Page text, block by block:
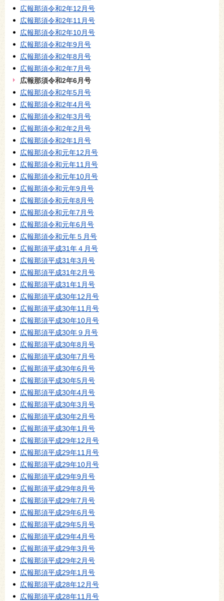
広報那須令和2年12月号
広報那須令和2年11月号
広報那須令和2年10月号
広報那須令和2年9月号
広報那須令和2年8月号
広報那須令和2年7月号
広報那須令和2年6月号
広報那須令和2年5月号
広報那須令和2年4月号
広報那須令和2年3月号
広報那須令和2年2月号
広報那須令和2年1月号
広報那須令和元年12月号
広報那須令和元年11月号
広報那須令和元年10月号
広報那須令和元年9月号
広報那須令和元年8月号
広報那須令和元年7月号
広報那須令和元年6月号
広報那須令和元年５月号
広報那須平成31年４月号
広報那須平成31年3月号
広報那須平成31年2月号
広報那須平成31年1月号
広報那須平成30年12月号
広報那須平成30年11月号
広報那須平成30年10月号
広報那須平成30年９月号
広報那須平成30年8月号
広報那須平成30年7月号
広報那須平成30年6月号
広報那須平成30年5月号
広報那須平成30年4月号
広報那須平成30年3月号
広報那須平成30年2月号
広報那須平成30年1月号
広報那須平成29年12月号
広報那須平成29年11月号
広報那須平成29年10月号
広報那須平成29年9月号
広報那須平成29年8月号
広報那須平成29年7月号
広報那須平成29年6月号
広報那須平成29年5月号
広報那須平成29年4月号
広報那須平成29年3月号
広報那須平成29年2月号
広報那須平成29年1月号
広報那須平成28年12月号
広報那須平成28年11月号